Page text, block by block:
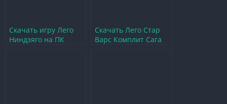
Скачать игру Лего
Ниндзяго на ПК
Скачать Лего Стар
Варс Комплит Сага